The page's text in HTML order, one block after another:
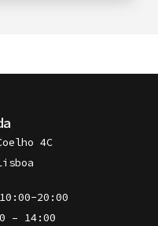
4C
20:00
– 14:00